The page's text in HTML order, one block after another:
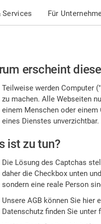
Services Für
erscheint
Teilweise werden Computer
zu machen. Alle Webseiten
einem Menschen oder
eines Dienstes unverzichtbar.
ist zu tun?
Die Lösung des Captchas
daher die Checkbox unten
sondern eine reale Person
Unsere AGB können Sie hier
Datenschutz finden Sie unter